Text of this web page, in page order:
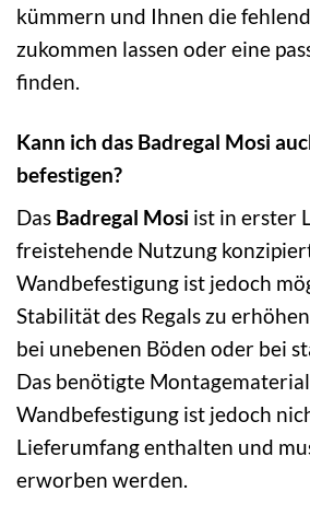
kümmern und Ihnen die
zukommen lassen oder eine
finden.
Kann ich das Badregal Mosi
befestigen?
Das Badregal Mosi ist in erster
freistehende Nutzung
Wandbefestigung ist jedoch
Stabilität des Regals zu
bei unebenen Böden oder bei
Das benötigte
Wandbefestigung ist jedoch
Lieferumfang enthalten und
erworben werden.